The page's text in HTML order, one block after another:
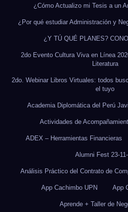
¿Cómo Actualizo mi Tesis a un
¿Por qué estudiar Administración y
¿Y TÚ QUÉ PLANES?
2do Evento Cultura Viva en Línea
Literatura
2do. Webinar Libros Virtuales: todos
el tuyo
Academia Diplomática del Perú
Actividades de
ADEX – Herramientas Financieras
Alumni Fest 23-
Análisis Práctico del Contrato de
App Cachimbo UPN App
Aprende + Taller de